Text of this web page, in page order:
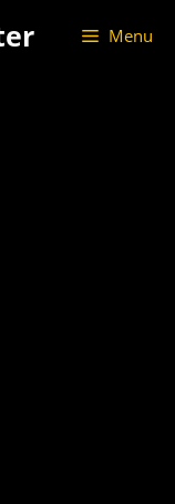
Menu